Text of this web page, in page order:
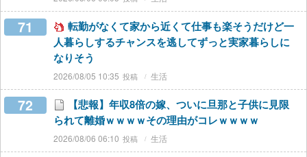
71
転勤がなくて家から近くて仕事も楽そうだけど一
人暮らしするチャンスを逃してずっと実家暮らしに
なりそう
2026/08/05 10:35 生活
72
【悲報】年収8倍の嫁、ついに旦那と子供に見限
られて離婚ｗｗｗｗその理由がコレｗｗｗｗ
2026/08/06 06:10 生活